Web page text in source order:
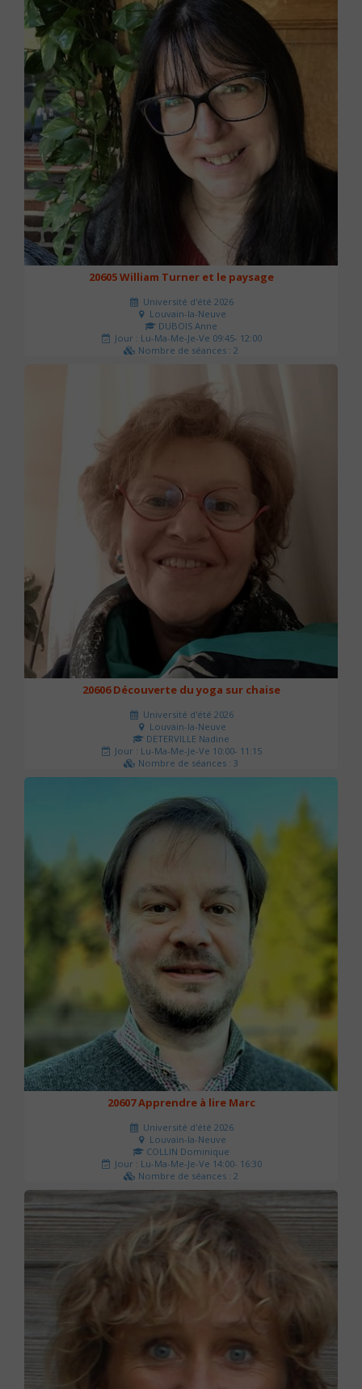
20605 William Turner et le paysage
Université d'été 2026
Louvain-la-Neuve
DUBOIS Anne
Jour : Lu-Ma-Me-Je-Ve 09:45- 12:00
Nombre de séances : 2
20606 Découverte du yoga sur chaise
Université d'été 2026
Louvain-la-Neuve
DETERVILLE Nadine
Jour : Lu-Ma-Me-Je-Ve 10:00- 11:15
Nombre de séances : 3
30 €
20607 Apprendre à lire Marc
Université d'été 2026
Louvain-la-Neuve
COLLIN Dominique
Jour : Lu-Ma-Me-Je-Ve 14:00- 16:30
Nombre de séances : 2
51 €